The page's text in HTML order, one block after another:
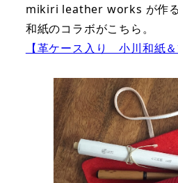
mikiri leather works が作る
和紙のコラボがこちら。
【革ケース入り 小川和紙＆